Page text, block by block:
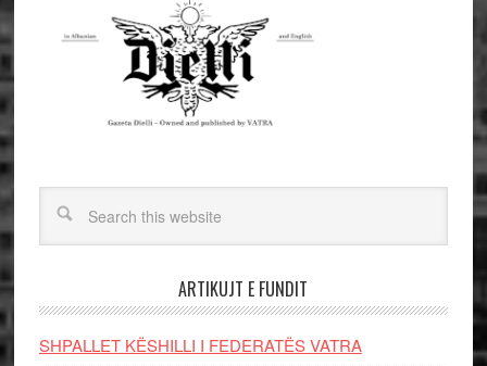
ARTIKUJT E FUNDIT
SHPALLET KËSHILLI I FEDERATËS VATRA